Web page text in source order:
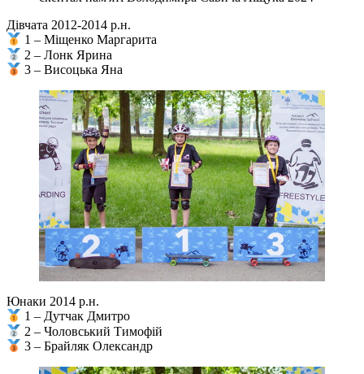
Дівчата 2012-2014 р.н.
1 – Міщенко Маргарита
2 – Лонк Ярина
3 – Висоцька Яна
Юнаки 2014 р.н.
1 – Дутчак Дмитро
2 – Чоловський Тимофій
3 – Брайляк Олександр